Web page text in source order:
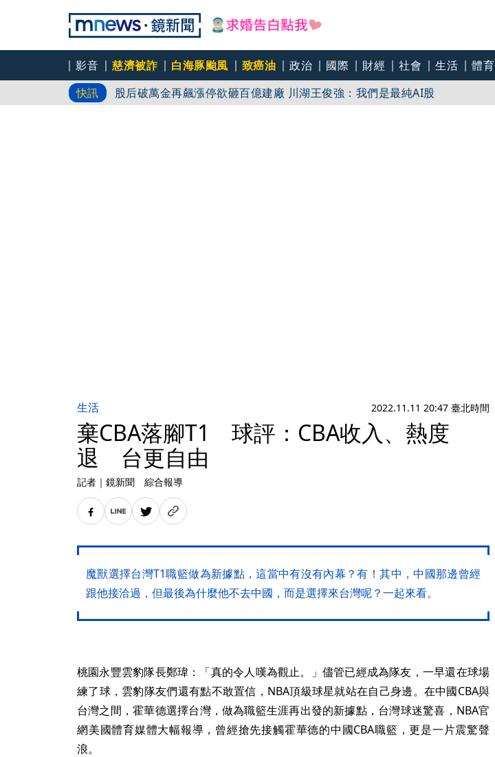
影音 慈濟被詐 白海豚颱風 致癌油 政治 國際 財經 社會 生活 體育
快訊
八旬婦遭丈夫以鈍器毆打傷重不治 陳屍自家沙發
股后破萬金再飆漲停欲砸百億建廠 川湖王俊強：我們是最純AI股
生活 2022.11.11 20:47 臺北時間
棄CBA落腳T1 球評：CBA收入、熱度
退 台更自由
記者 ｜ 鏡新聞 綜合報導
魔獸選擇台灣T1職籃做為新據點，這當中有沒有內幕？有！其中，中國那邊曾經
跟他接洽過，但最後為什麼他不去中國，而是選擇來台灣呢？一起來看。
桃園永豐雲豹隊長鄭瑋：「真的令人嘆為觀止。」儘管已經成為隊友，一早還在球場
練了球，雲豹隊友們還有點不敢置信，NBA頂級球星就站在自己身邊。在中國CBA與
台灣之間，霍華德選擇台灣，做為職籃生涯再出發的新據點，台灣球迷驚喜，NBA官
網美國體育媒體大幅報導，曾經搶先接觸霍華德的中國CBA職籃，更是一片震驚聲
浪。